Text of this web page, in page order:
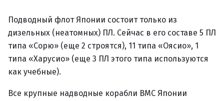
Подводный флот Японии состоит только из
дизельных (неатомных) ПЛ. Сейчас в его составе 5 ПЛ
типа «Сорю» (еще 2 строятся), 11 типа «Оясио», 1
типа «Харусио» (еще 3 ПЛ этого типа используются
как учебные).
Все крупные надводные корабли ВМС Японии